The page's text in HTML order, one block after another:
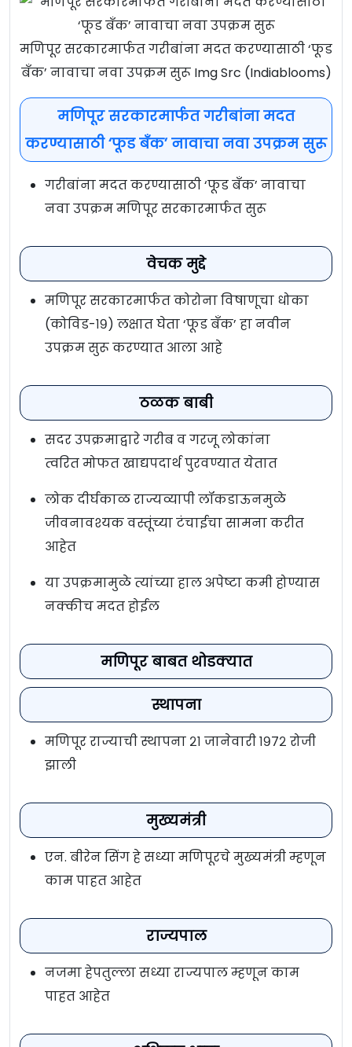
मणिपूर सरकारमार्फत गरीबांना मदत करण्यासाठी ‘फूड
बँक’ नावाचा नवा उपक्रम सुरू Img Src (Indiablooms)
मणिपूर सरकारमार्फत गरीबांना मदत
करण्यासाठी ‘फूड बँक’ नावाचा नवा उपक्रम सुरू
गरीबांना मदत करण्यासाठी ‘फूड बँक’ नावाचा
नवा उपक्रम मणिपूर सरकारमार्फत सुरू
वेचक मुद्दे
मणिपूर सरकारमार्फत कोरोना विषाणूचा धोका
(कोविड-१९) लक्षात घेता ‘फूड बँक’ हा नवीन
उपक्रम सुरू करण्यात आला आहे
ठळक बाबी
सदर उपक्रमाद्वारे गरीब व गरजू लोकांना
त्वरित मोफत खाद्यपदार्थ पुरवण्यात येतात
लोक दीर्घकाळ राज्यव्यापी लॉकडाऊनमुळे
जीवनावश्यक वस्तूंच्या टंचाईचा सामना करीत
आहेत
या उपक्रमामुळे त्यांच्या हाल अपेष्टा कमी होण्यास
नक्कीच मदत होईल
मणिपूर बाबत थोडक्यात
स्थापना
मणिपूर राज्याची स्थापना २१ जानेवारी १९७२ रोजी
झाली
मुख्यमंत्री
एन. बीरेन सिंग हे सध्या मणिपूरचे मुख्यमंत्री म्हणून
काम पाहत आहेत
राज्यपाल
नजमा हेपतुल्ला सध्या राज्यपाल म्हणून काम
पाहत आहेत